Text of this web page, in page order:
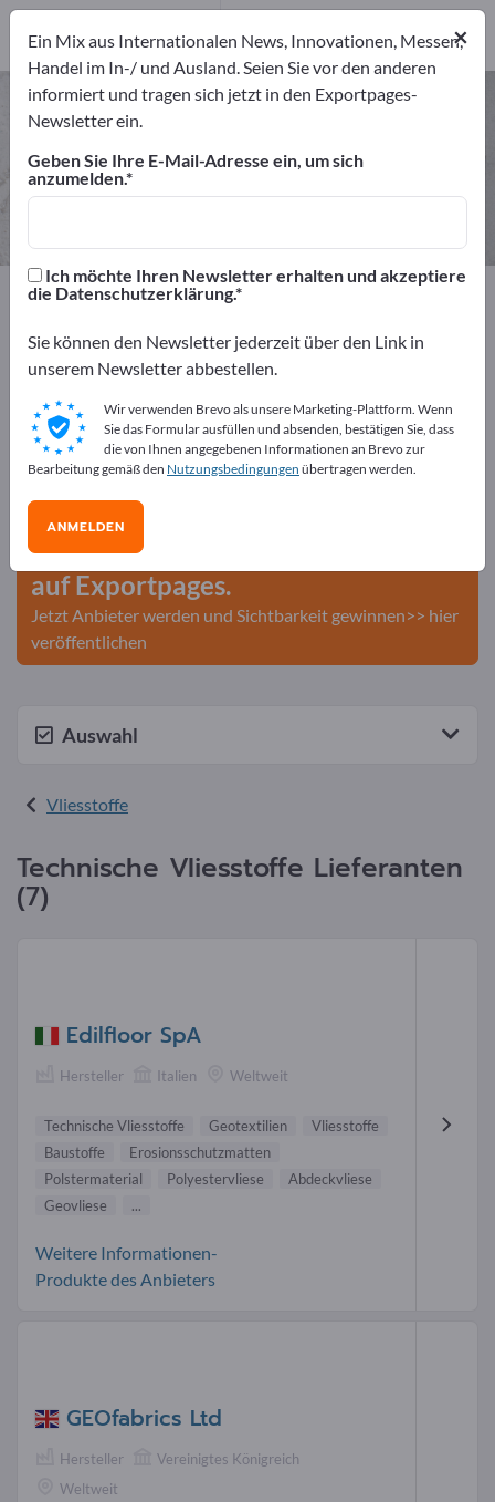
Technische Vliesstoffe – Hersteller
Anbieter Hersteller
7
7
Exportpages Roh- & Werkstoffe
Technische Gewebe
Kostenlos inserieren auf
Exportpages!
Bedarfe – Angebote – Gebrauchtwaren –
Geschäftskontakte>> hier starten
Veröffentlichen Sie Ihr
Unternehmen und Ihre Produkte
auf Exportpages.
Jetzt Anbieter werden und Sichtbarkeit gewinnen>> hier
veröffentlichen
Auswahl
Vliesstoffe
Technische Vliesstoffe Lieferanten
(7)
Edilfloor SpA
Hersteller Italien Weltweit
Technische Vliesstoffe Geotextilien
Vliesstoffe
Baustoffe
Erosionsschutzmatten
Polstermaterial
Polyestervliese
Abdeckvliese
Geovliese
...
Weitere Informationen-
Produkte des Anbieters
GEOfabrics Ltd
Hersteller
Vereinigtes Königreich
Weltweit
×
Ein Mix aus Internationalen News, Innovationen, Messen,
Handel im In-/ und Ausland. Seien Sie vor den anderen
informiert und tragen sich jetzt in den Exportpages-
Newsletter ein.
Geben Sie Ihre E-Mail-Adresse ein, um sich
anzumelden.
Ich möchte Ihren Newsletter erhalten und akzeptiere
die Datenschutzerklärung.
Sie können den Newsletter jederzeit über den Link in
unserem Newsletter abbestellen.
Wir verwenden Brevo als unsere Marketing-Plattform. Wenn
Sie das Formular ausfüllen und absenden, bestätigen Sie, dass
die von Ihnen angegebenen Informationen an Brevo zur
Bearbeitung gemäß den Nutzungsbedingungen übertragen werden.
ANMELDEN